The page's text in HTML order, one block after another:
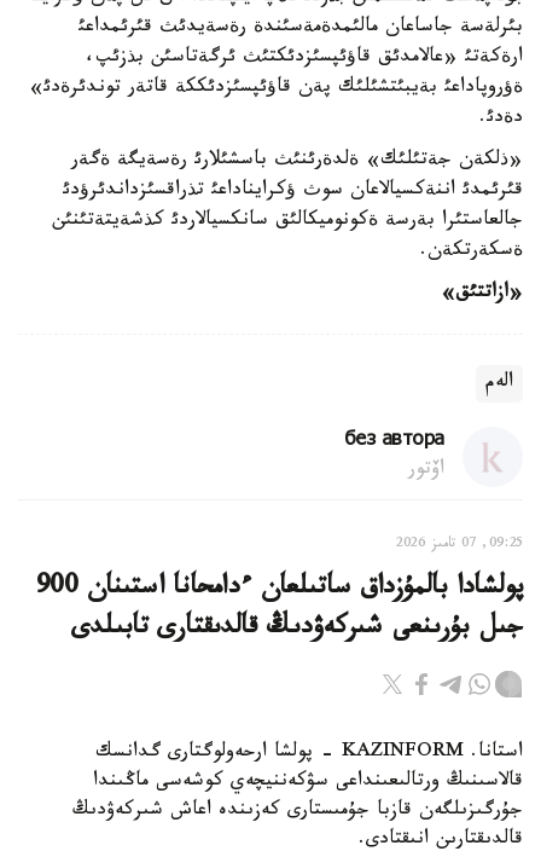
بئرلةسة جاساعان مالئمدةمةسئندة رةسةيدئث قئرئمداعئ
ارةكةتئ «عالامدئق قاؤئپسئزدئكتئث ئرگةتاسئن بذزئپ،
ةؤروپاداعئ بةيبئتشئلئك پةن قاؤئپسئزدئككة قاتةر توندئرةدئ»
دةدئ.
«ذلكةن جةتئلئك» ةلدةرئنئث باسشئلارئ رةسةيگة ةگةر
قئرئمدئ اننةكسيالاعان سوث ؤكرايناداعئ تذراقسئزداندئرؤدئ
جالعاستئرا بةرسة ةكونوميكالئق سانكسيالاردئ كذشةيتةتئنئن
ةسكةرتكةن.
«ازاتتئق»
الەم
без автора
اۆتور
09:25, 07 تامىز 2026
پولشادا بالمۇزداق ساتىلعان ءدامحانا استىنان 900
جىل بۇرىنعى شىركەۋدىڭ قالدىقتارى تابىلدى
استانا. KAZINFORM - پولشا ارحەولوگتارى گدانسك
قالاسىنىڭ ورتالىعىنداعى سۋكەننيچەي كوشەسى ماڭىندا
جۇرگىزىلگەن قازبا جۇمىستارى كەزىندە اعاش شىركەۋدىڭ
قالدىقتارىن انىقتادى.